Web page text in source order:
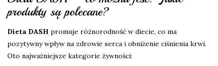
produkty są polecane?
Dieta DASH promuje różnorodność w diecie, co ma
pozytywny wpływ na zdrowie serca i obniżenie ciśnienia krwi.
Oto najważniejsze kategorie żywności: